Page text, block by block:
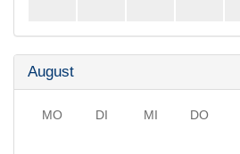
August
MO DI MI DO